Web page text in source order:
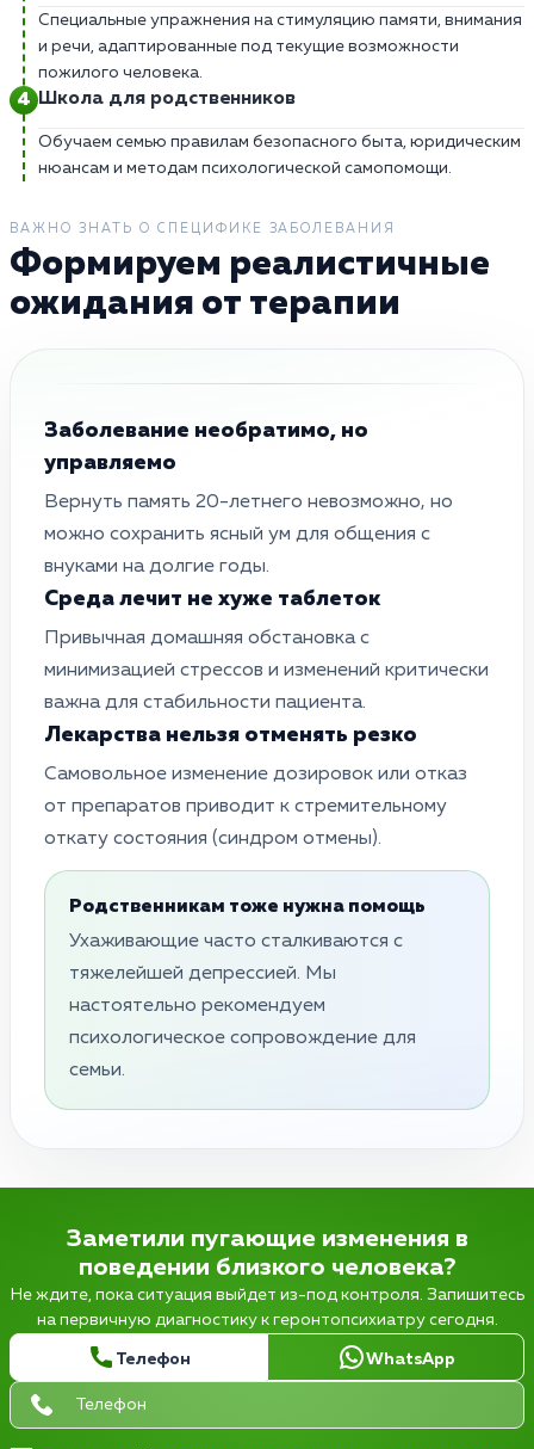
Специальные упражнения на стимуляцию памяти, внимания
и речи, адаптированные под текущие возможности
пожилого человека.
Школа для родственников
Обучаем семью правилам безопасного быта, юридическим
нюансам и методам психологической самопомощи.
ВАЖНО ЗНАТЬ О СПЕЦИФИКЕ ЗАБОЛЕВАНИЯ
Формируем реалистичные
ожидания от терапии
Заболевание необратимо, но
управляемо
Вернуть память 20-летнего невозможно, но
можно сохранить ясный ум для общения с
внуками на долгие годы.
Среда лечит не хуже таблеток
Привычная домашняя обстановка с
минимизацией стрессов и изменений критически
важна для стабильности пациента.
Лекарства нельзя отменять резко
Самовольное изменение дозировок или отказ
от препаратов приводит к стремительному
откату состояния (синдром отмены).
Родственникам тоже нужна помощь
Ухаживающие часто сталкиваются с
тяжелейшей депрессией. Мы
настоятельно рекомендуем
психологическое сопровождение для
семьи.
Заметили пугающие изменения в
поведении близкого человека?
Не ждите, пока ситуация выйдет из-под контроля. Запишитесь
на первичную диагностику к геронтопсихиатру сегодня.
Телефон WhatsApp